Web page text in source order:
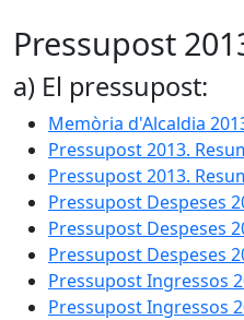
Pressupost
a) El pressupost:
Memòria d'Alcaldia
Pressupost 2013.
Pressupost 2013.
Pressupost Despeses
Pressupost Despeses
Pressupost Despeses
Pressupost Ingressos
Pressupost Ingressos